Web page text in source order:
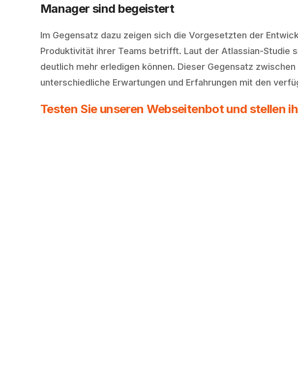
Manager sind begeistert
Im Gegensatz dazu zeigen sich die Vorgesetzten der
Produktivität ihrer Teams betrifft. Laut der Atlassian-Studie
deutlich mehr erledigen können. Dieser Gegensatz
unterschiedliche Erwartungen und Erfahrungen mit den
Testen Sie unseren Webseitenbot und stellen